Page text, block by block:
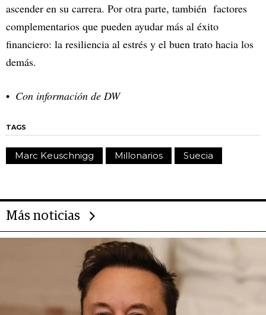
ascender en su carrera. Por otra parte, también factores
complementarios que pueden ayudar más al éxito
financiero: la resiliencia al estrés y el buen trato hacia los
demás.
Con información de DW
TAGS
Marc Keuschnigg Millonarios Suecia
Más noticias